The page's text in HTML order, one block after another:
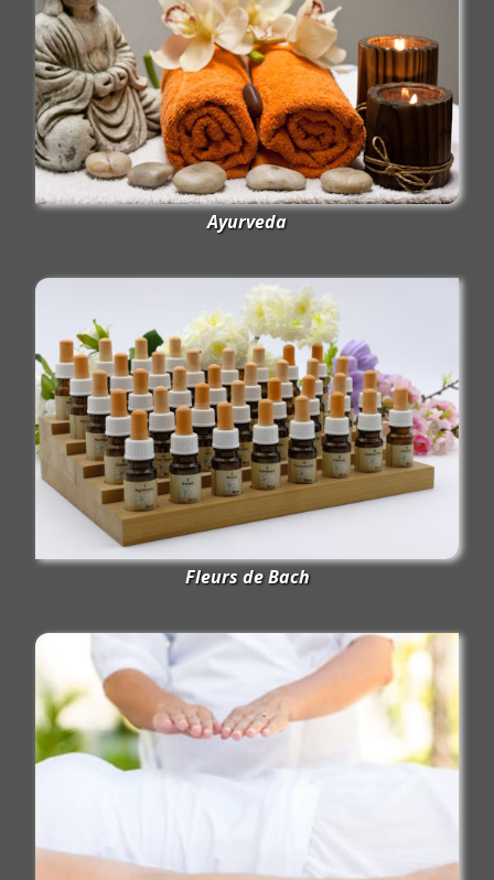
Ayurveda
Fleurs de Bach